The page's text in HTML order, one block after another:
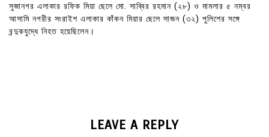
সুজানগর এলাকার রফিক মিয়া ছেলে মো. সাব্বির রহমান (২৮) ও মামলার ৫ নম্বর
আসামি নগরীর সংরাইশ এলাকার কাঁকন মিয়ার ছেলে সাজন (৩২) পুলিশের সঙ্গে
বন্দুকযুদ্ধে নিহত হয়েছিলেন।
LEAVE A REPLY